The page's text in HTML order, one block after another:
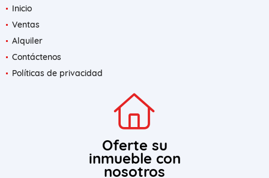
Inicio
Ventas
Alquiler
Contáctenos
Políticas de privacidad
Oferte su
inmueble con
nosotros